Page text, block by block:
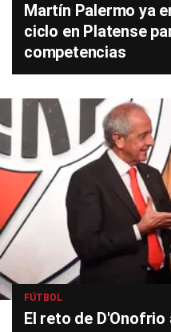
Martín Palermo ya
ciclo en Platense
competencias
FÚTBOL
El reto de D'Onofrio